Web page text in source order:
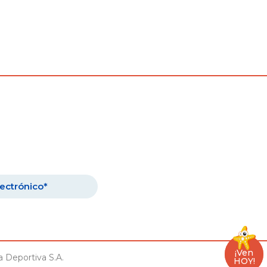
Deportiva S.A. ¡Ven
HOY!
¡Ven
HOY!